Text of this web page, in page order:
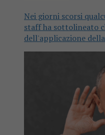
Nei giorni scorsi
staff ha sottolineato
dell'applicazione